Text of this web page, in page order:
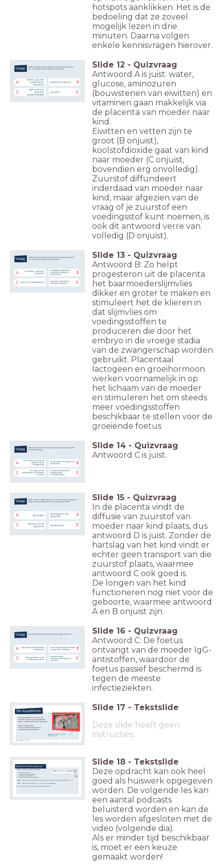
hotspots aanklikken. Het is de
bedoeling dat ze zoveel
mogelijk lezen in drie
minuten. Daarna volgen
enkele kennisvragen hierover.
Vraag
Welke voedingsstoffen gaan gemakkelijk van het bloed
van de moeder naar het bloed van de foetus?
A
water, glucose,
aminozuren,
vitaminen
B
eiwitten en vetten
C
ijzer, calcium,
zuurstof,
koolstofdioxide
D
zuurstof
Slide 12 - Quizvraag
Antwoord A is juist: water,
glucose, aminozuren
(bouwstenen van eiwitten) en
vitaminen gaan makkelijk via
de placenta van moeder naar
kind.
Eiwitten en vetten zijn te
groot (B onjuist),
koolstofdioxide gaat van kind
naar moeder (C onjuist,
bovendien erg onvolledig).
Zuurstof diffundeert
inderdaad van moeder naar
kind, maar afgezien van de
vraag of je zuurstof een
voedingsstof kunt noemen, is
ook dit antwoord verre van
volledig (D onjuist).
Vraag
Welke hormonen worden door de placenta geproduceerd
om de zwangerschap te ondersteunen?
A
Testosteron , insuline en
progesteron
B
oestrogeen, progesteron,
placentaal lactogeen en
groeihormoon
C cortisol en schildklierhormoon D
oxytocine, prolactine en
placentaal lactogeen
Slide 13 - Quizvraag
Antwoord B: Zo helpt
progesteron uit de placenta
het baarmoederslijmvlies
dikker en groter te maken en
stimuleert het de klieren in
dat slijmvlies om
voedingsstoffen te
produceren die door het
embryo in de vroege stadia
van de zwangerschap worden
gebruikt. Placentaal
lactogeen en groeihormoon
werken voornamelijk in op
het lichaam van de moeder
en stimuleren het om steeds
meer voedingsstoffen
beschikbaar te stellen voor de
groeiende foetus
Vraag
Wat is de functie van de door de placenta geproduceerde
neurotransmitters?
A
Ze vervullen een rol bij de
regulatie van de
zwangerschap
B
Ze stimuleren de vorming van
de placenta
C
Ze zorgen voor de
ontwikkeling van de foetale
hersenen
D
De placenta produceert
helemaal geen
neurotransmitters!
Slide 14 - Quizvraag
Antwoord C is juist.
Vraag
Welk orgaan of welke organen zijn bij een foetus (ongeboren
baby) verantwoordelijk voor de zuurstofvoorziening?
A de longen B
de longen en de
placenta
C
het hart en de
placenta
D
de placenta
Slide 15 - Quizvraag
In de placenta vindt de
diffusie van zuurstof van
moeder naar kind plaats, dus
antwoord D is juist. Zonder de
hartslag van het kind vindt er
echter geen transport van die
zuurstof plaats, waarmee
antwoord C ook goed is.
De longen van het kind
functioneren nog niet voor de
geboorte, waarmee antwoord
A en B onjuist zijn.
Vraag Hoe beschermt de placenta de foetus tegen infecties?
A
Door eigen witte bloedcellen
te produceren
B
Door virussen tegen te houden
via een dikke membraan
C
Door antistoffen van de
moeder door te geven
D
Door het foetale
immuunsysteem direct te
activeren
Slide 16 - Quizvraag
Antwoord C: De foetus
ontvangt van de moeder IgG-
antistoffen, waardoor de
foetus passief beschermd is
tegen de meeste
infectieziekten.
De AquaWomb
Alle belangrijke functies van de
placenta moeten in de AquaWomb
worden overgenomen door apparaten.
Maar er speelt meer.
Is deze ontwikkeling ethisch
verantwoord bijvoorbeeld?
Bron: Partridge et al. (2017)
De AquaWomb is in 2017 al met succes
getest op lammetjes.
Slide 17 - Tekstslide
Deze slide heeft geen
instructies
Opdracht: mini-podcast
Stap 1
- Kies één van de volgende vier invalshoeken.
1. Ethiek van de AquaWomb
2. Technische werking van de AquaWomb
3. Vormgeving van de AquaWomb
4. Nabootsing placentawerking bij de AquaWomb
Stap 2
- Verdiep je 10 minuten in dit onderwerp. Denk even goed na welke zoektermen je gebruikt bij gebruik internet / AI.
Stap 3
- Neem daarna een mini-podcast (1 à 2 minuten) op voor je leeftijdsgenoten.
Let op! Aan het einde van de les gaan we een paar podcasts beluisteren!
Waar moet ik op letten?
Slide 18 - Tekstslide
Deze opdracht kan ook heel
goed als huiswerk opgegeven
worden. De volgende les kan
een aantal podcasts
beluisterd worden en kan de
les worden afgesloten met de
video (volgende dia).
Als er minder tijd beschikbaar
is, moet er een keuze
gemaakt worden!